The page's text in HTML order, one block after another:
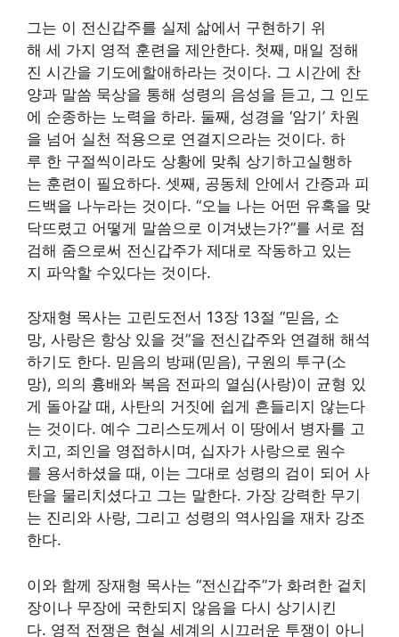
그는 이 전신갑주를 실제 삶에서 구현하기 위
해 세 가지 영적 훈련을 제안한다. 첫째, 매일 정해
진 시간을 기도에할애하라는 것이다. 그 시간에 찬
양과 말씀 묵상을 통해 성령의 음성을 듣고, 그 인도
에 순종하는 노력을 하라. 둘째, 성경을 ‘암기’ 차원
을 넘어 실천 적용으로 연결지으라는 것이다. 하
루 한 구절씩이라도 상황에 맞춰 상기하고실행하
는 훈련이 필요하다. 셋째, 공동체 안에서 간증과 피
드백을 나누라는 것이다. “오늘 나는 어떤 유혹을 맞
닥뜨렸고 어떻게 말씀으로 이겨냈는가?”를 서로 점
검해 줌으로써 전신갑주가 제대로 작동하고 있는
지 파악할 수있다는 것이다.
장재형 목사는 고린도전서 13장 13절 “믿음, 소
망, 사랑은 항상 있을 것”을 전신갑주와 연결해 해석
하기도 한다. 믿음의 방패(믿음), 구원의 투구(소
망), 의의 흉배와 복음 전파의 열심(사랑)이 균형 있
게 돌아갈 때, 사탄의 거짓에 쉽게 흔들리지 않는다
는 것이다. 예수 그리스도께서 이 땅에서 병자를 고
치고, 죄인을 영접하시며, 십자가 사랑으로 원수
를 용서하셨을 때, 이는 그대로 성령의 검이 되어 사
탄을 물리치셨다고 그는 말한다. 가장 강력한 무기
는 진리와 사랑, 그리고 성령의 역사임을 재차 강조
한다.
이와 함께 장재형 목사는 “전신갑주”가 화려한 겉치
장이나 무장에 국한되지 않음을 다시 상기시킨
다. 영적 전쟁은 현실 세계의 시끄러운 투쟁이 아니